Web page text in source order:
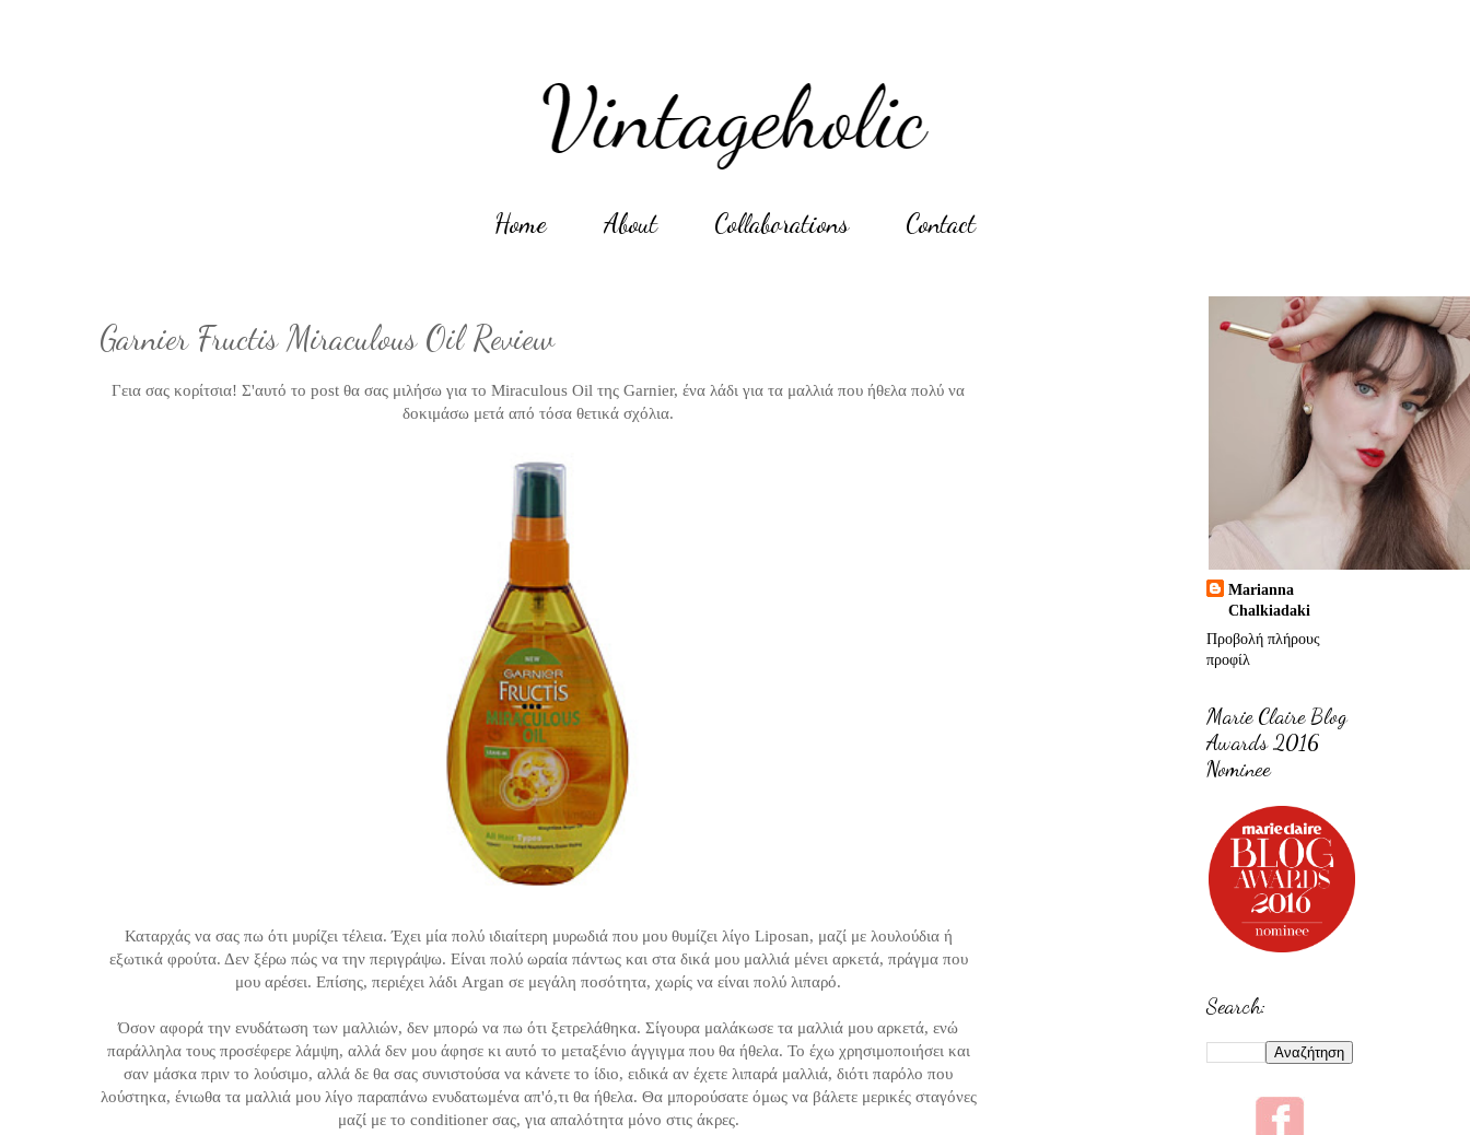
Home About Collaborations Contact
Garnier Fructis Miraculous Oil Review
Γεια σας κορίτσια! Σ'αυτό το post θα σας μιλήσω για το Miraculous Oil της Garnier, ένα λάδι για τα μαλλιά που ήθελα πολύ να
δοκιμάσω μετά από τόσα θετικά σχόλια.
Καταρχάς να σας πω ότι μυρίζει τέλεια. Έχει μία πολύ ιδιαίτερη μυρωδιά που μου θυμίζει λίγο Liposan, μαζί με λουλούδια ή
εξωτικά φρούτα. Δεν ξέρω πώς να την περιγράψω. Είναι πολύ ωραία πάντως και στα δικά μου μαλλιά μένει αρκετά, πράγμα που
μου αρέσει. Επίσης, περιέχει λάδι Argan σε μεγάλη ποσότητα, χωρίς να είναι πολύ λιπαρό.
Όσον αφορά την ενυδάτωση των μαλλιών, δεν μπορώ να πω ότι ξετρελάθηκα. Σίγουρα μαλάκωσε τα μαλλιά μου αρκετά, ενώ
παράλληλα τους προσέφερε λάμψη, αλλά δεν μου άφησε κι αυτό το μεταξένιο άγγιγμα που θα ήθελα. Το έχω χρησιμοποιήσει και
σαν μάσκα πριν το λούσιμο, αλλά δε θα σας συνιστούσα να κάνετε το ίδιο, ειδικά αν έχετε λιπαρά μαλλιά, διότι παρόλο που
λούστηκα, ένιωθα τα μαλλιά μου λίγο παραπάνω ενυδατωμένα απ'ό,τι θα ήθελα. Θα μπορούσατε όμως να βάλετε μερικές σταγόνες
μαζί με το conditioner σας, για απαλότητα μόνο στις άκρες.
Marianna
Chalkiadaki
Προβολή πλήρους
προφίλ
Marie Claire Blog
Awards 2016
Nominee
Search: